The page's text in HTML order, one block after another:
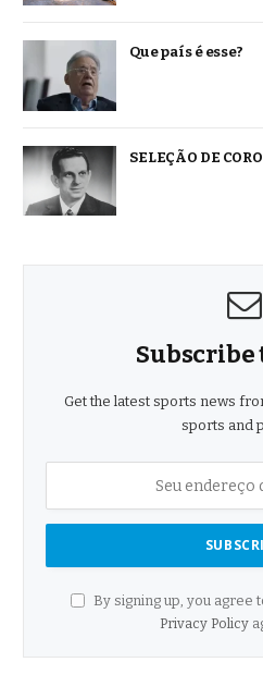
Que país é esse?
SELEÇÃO DE
Subscribe
Get the latest sports news
sports and
By signing up, you agree
Privacy Policy